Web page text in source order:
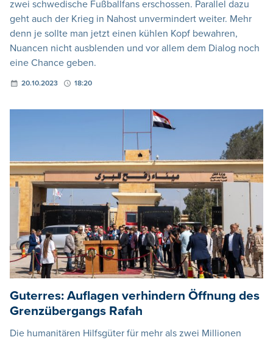
zwei schwedische Fußballfans erschossen. Parallel dazu
geht auch der Krieg in Nahost unvermindert weiter. Mehr
denn je sollte man jetzt einen kühlen Kopf bewahren,
Nuancen nicht ausblenden und vor allem dem Dialog noch
eine Chance geben.
20.10.2023 18:20
Guterres: Auflagen verhindern Öffnung des
Grenzübergangs Rafah
Die humanitären Hilfsgüter für mehr als zwei Millionen